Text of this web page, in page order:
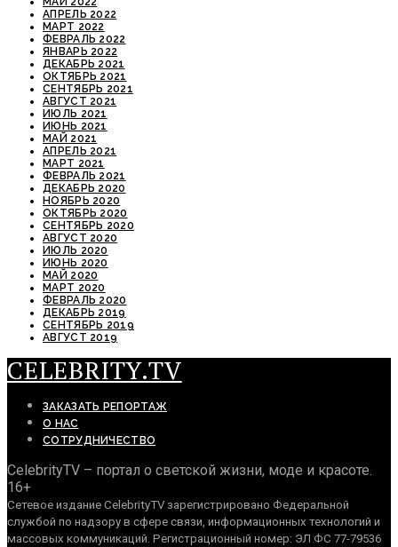
АПРЕЛЬ 2022
МАРТ 2022
ФЕВРАЛЬ 2022
ЯНВАРЬ 2022
ДЕКАБРЬ 2021
ОКТЯБРЬ 2021
СЕНТЯБРЬ 2021
АВГУСТ 2021
ИЮЛЬ 2021
ИЮНЬ 2021
МАЙ 2021
АПРЕЛЬ 2021
МАРТ 2021
ФЕВРАЛЬ 2021
ДЕКАБРЬ 2020
НОЯБРЬ 2020
ОКТЯБРЬ 2020
СЕНТЯБРЬ 2020
АВГУСТ 2020
ИЮЛЬ 2020
ИЮНЬ 2020
МАЙ 2020
МАРТ 2020
ФЕВРАЛЬ 2020
ДЕКАБРЬ 2019
СЕНТЯБРЬ 2019
АВГУСТ 2019
CELEBRITY.TV
ЗАКАЗАТЬ РЕПОРТАЖ
О НАС
СОТРУДНИЧЕСТВО
CelebrityTV – портал о светской жизни, моде и красоте.
16+
Сетевое издание CelebrityTV зарегистрировано Федеральной
службой по надзору в сфере связи, информационных технологий и
массовых коммуникаций. Регистрационный номер: ЭЛ ФС 77-79536